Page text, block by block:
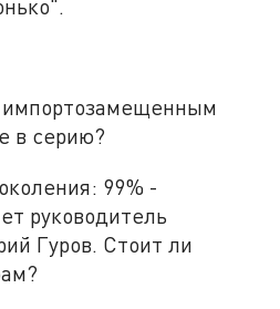
в серию?
99% -
руководитель
Гуров. Стоит ли